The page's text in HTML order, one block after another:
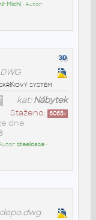
Michl • Autor:
systém
kat:Nábytek
Staženo: 6065x
dne
steelcase•